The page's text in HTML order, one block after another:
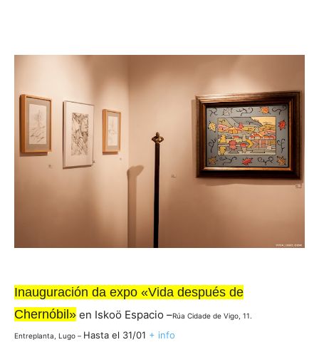
Inauguración da expo «Vida después de
Chernóbil» en Iskoö Espacio –Rúa Cidade de Vigo, 11.
Entreplanta, Lugo – Hasta el 31/01 + info